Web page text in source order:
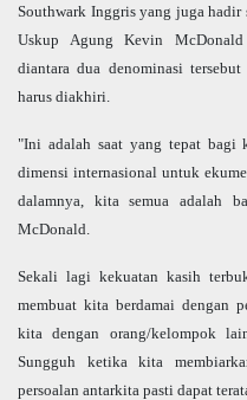
Southwark Inggris yang juga hadir
Uskup Agung Kevin McDonald
diantara dua denominasi
harus diakhiri.
"Ini adalah saat yang tepat bagi
dimensi internasional untuk
dalamnya, kita semua adalah
McDonald.
Sekali lagi kekuatan kasih
membuat kita berdamai dengan
kita dengan orang/kelompok
Sungguh ketika kita
persoalan antarkita pasti dapat